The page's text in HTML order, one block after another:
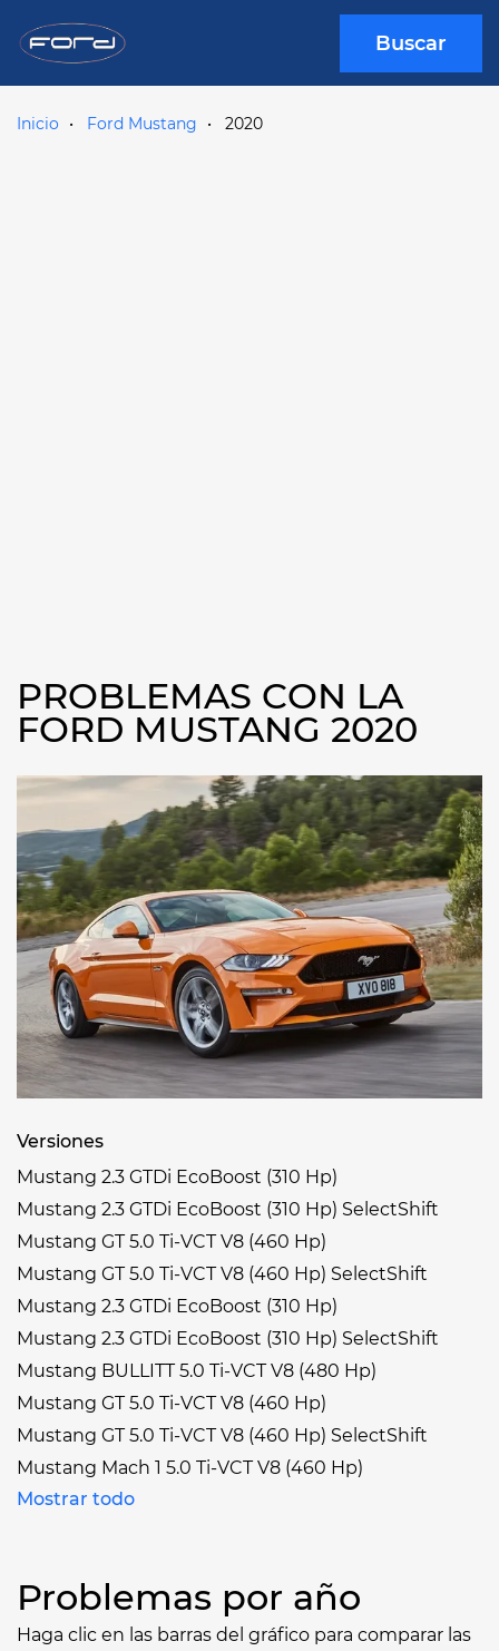
Buscar
Inicio Ford Mustang 2020
PROBLEMAS CON LA
FORD MUSTANG 2020
Versiones
Mustang 2.3 GTDi EcoBoost (310 Hp)
Mustang 2.3 GTDi EcoBoost (310 Hp) SelectShift
Mustang GT 5.0 Ti-VCT V8 (460 Hp)
Mustang GT 5.0 Ti-VCT V8 (460 Hp) SelectShift
Mustang 2.3 GTDi EcoBoost (310 Hp)
Mustang 2.3 GTDi EcoBoost (310 Hp) SelectShift
Mustang BULLITT 5.0 Ti-VCT V8 (480 Hp)
Mustang GT 5.0 Ti-VCT V8 (460 Hp)
Mustang GT 5.0 Ti-VCT V8 (460 Hp) SelectShift
Mustang Mach 1 5.0 Ti-VCT V8 (460 Hp)
Mostrar todo
Problemas por año
Haga clic en las barras del gráfico para comparar las